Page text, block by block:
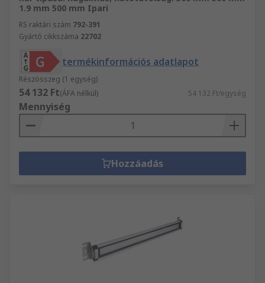
1.9 mm 500 mm Ipari
RS raktári szám 792-391
Gyártó cikkszáma 22702
termékinformációs adatlapot
Részösszeg (1 egység)
54 132 Ft(ÁFA nélkül) 54 132 Ft/egység
Mennyiség
Hozzáadás